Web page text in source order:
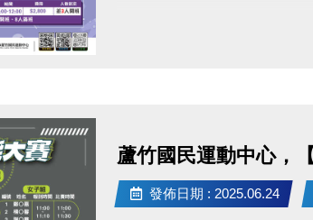
蘆竹國民運動中心，
發佈日期 : 2025.06.24